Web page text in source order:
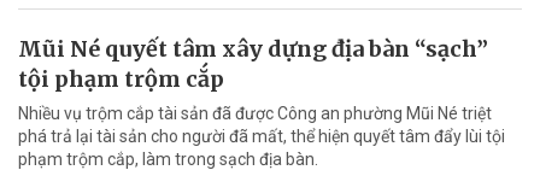
Mũi Né quyết tâm xây dựng địa bàn “sạch”
tội phạm trộm cắp
Nhiều vụ trộm cắp tài sản đã được Công an phường Mũi Né triệt
phá trả lại tài sản cho người đã mất, thể hiện quyết tâm đẩy lùi tội
phạm trộm cắp, làm trong sạch địa bàn.